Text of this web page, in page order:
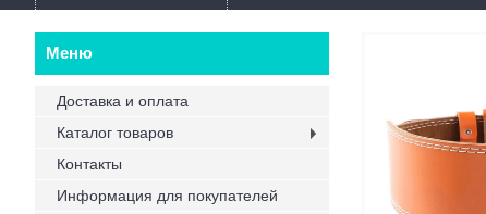
Доставка и оплата
Каталог товаров
Контакты
Информация для покупателей